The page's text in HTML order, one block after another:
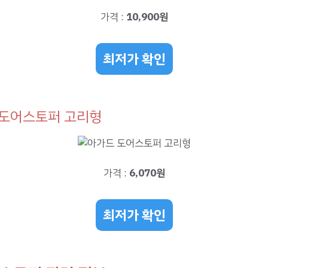
가격 : 10,900원
최저가 확인
어스토퍼 고리형
가격 : 6,070원
최저가 확인